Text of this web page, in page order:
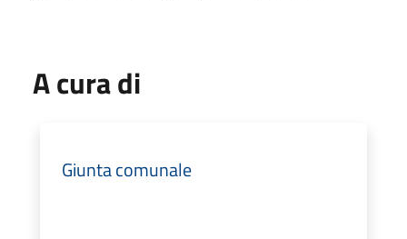
A cura di
Giunta comunale